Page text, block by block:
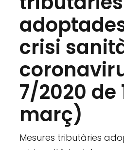
crisi
7/2020 de
març)
Mesures tributàries